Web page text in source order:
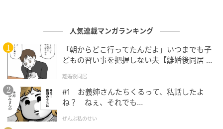
フリーライター及び編集補佐。スポーツの現場を取材
する傍ら、テレビ好きが高じて複数のエンタメメディ
アでも執筆。中でもお笑い・バラエティ番組を網羅的
に視聴し、エンタメ関連の情報収集源も大半がテレビ
から。宣伝会議「編集･ライター養成講座 総合コー
ス」修了。
文：友野 カイ
人気連載マンガランキング
「朝からどこ行ってたんだよ」いつまでも子
どもの習い事を把握しない夫【離婚後同居 Vo
離婚後同居
#1 お義姉さんたちくるって、私話したよ
ね？ ねぇ、それでも…
ぜんぶ私のせい